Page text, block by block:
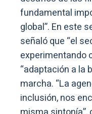
fundamental
global”. En este
señaló que “el
experimentando
“adaptación a la
marcha. “La
inclusión, nos